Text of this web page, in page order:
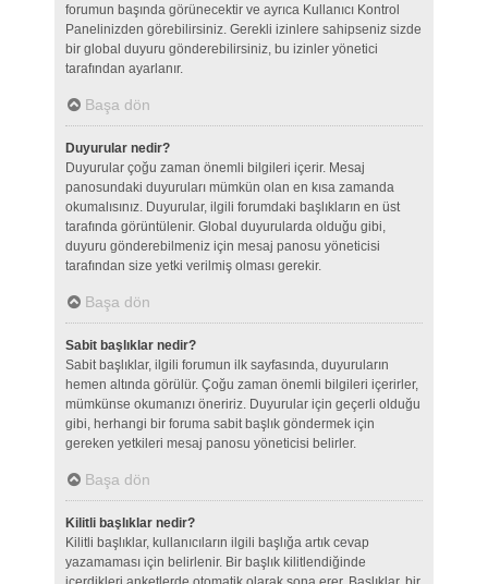
forumun başında görünecektir ve ayrıca Kullanıcı Kontrol
Panelinizden görebilirsiniz. Gerekli izinlere sahipseniz sizde
bir global duyuru gönderebilirsiniz, bu izinler yönetici
tarafından ayarlanır.
Başa dön
Duyurular nedir?
Duyurular çoğu zaman önemli bilgileri içerir. Mesaj
panosundaki duyuruları mümkün olan en kısa zamanda
okumalısınız. Duyurular, ilgili forumdaki başlıkların en üst
tarafında görüntülenir. Global duyurularda olduğu gibi,
duyuru gönderebilmeniz için mesaj panosu yöneticisi
tarafından size yetki verilmiş olması gerekir.
Başa dön
Sabit başlıklar nedir?
Sabit başlıklar, ilgili forumun ilk sayfasında, duyuruların
hemen altında görülür. Çoğu zaman önemli bilgileri içerirler,
mümkünse okumanızı öneririz. Duyurular için geçerli olduğu
gibi, herhangi bir foruma sabit başlık göndermek için
gereken yetkileri mesaj panosu yöneticisi belirler.
Başa dön
Kilitli başlıklar nedir?
Kilitli başlıklar, kullanıcıların ilgili başlığa artık cevap
yazamaması için belirlenir. Bir başlık kilitlendiğinde